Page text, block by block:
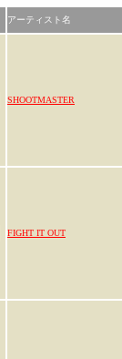
アーティスト名
SHOOTMASTER
FIGHT IT OUT